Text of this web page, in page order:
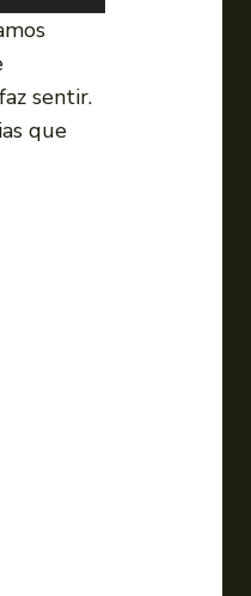
s
sentir.
que